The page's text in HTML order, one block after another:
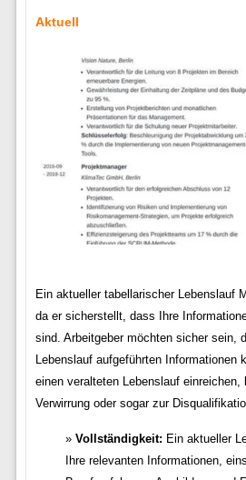
Aktuell
Ein aktueller tabellarischer Lebenslauf
da er sicherstellt, dass Ihre
sind. Arbeitgeber möchten sicher sein,
Lebenslauf aufgeführten Informationen
einen veralteten Lebenslauf einreichen,
Verwirrung oder sogar zur
Vollständigkeit: Ein aktueller
Ihre relevanten Informationen,